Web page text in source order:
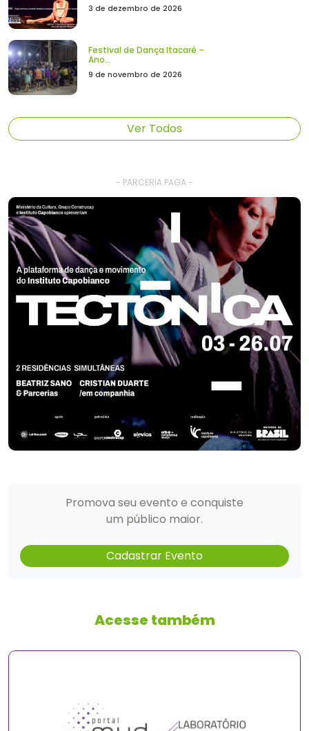
3 de dezembro de 2026
Festival de Dança Itacaré –
Ano...
9 de novembro de 2026
Ver Todos
- PARCERIA PAGA -
Promova seu evento e conquiste
um público maior.
Cadastrar Evento
Acesse também